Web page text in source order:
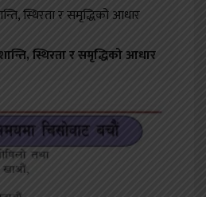
स्थिरता र समृद्धिको आधार